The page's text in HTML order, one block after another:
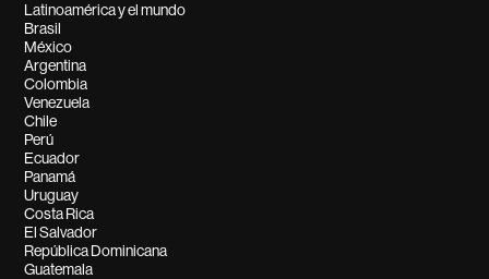
Latinoamérica y el mundo
Brasil
México
Argentina
Colombia
Venezuela
Chile
Perú
Ecuador
Panamá
Uruguay
Costa Rica
El Salvador
República Dominicana
Guatemala